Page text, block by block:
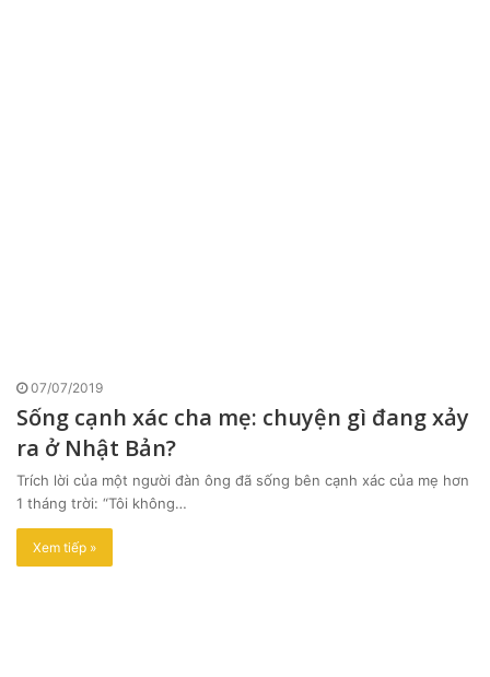
07/07/2019
Sống cạnh xác cha mẹ: chuyện gì đang xảy
ra ở Nhật Bản?
Trích lời của một người đàn ông đã sống bên cạnh xác của mẹ hơn
1 tháng trời: “Tôi không…
Xem tiếp »